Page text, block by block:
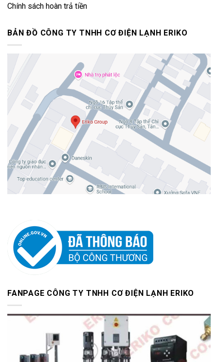
Chính sách hoàn trả tiền
BẢN ĐỒ CÔNG TY TNHH CƠ ĐIỆN LẠNH ERIKO
FANPAGE CÔNG TY TNHH CƠ ĐIỆN LẠNH ERIKO